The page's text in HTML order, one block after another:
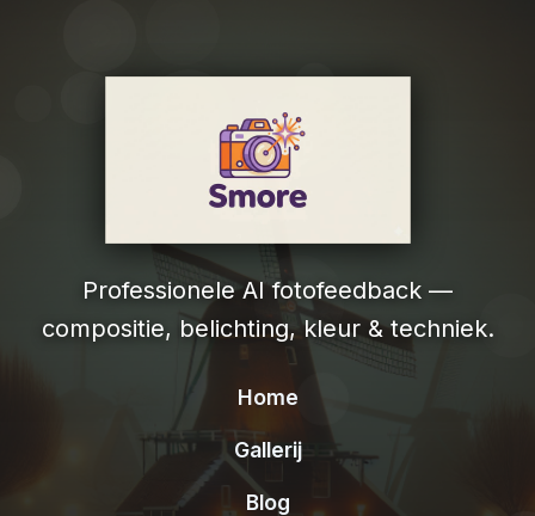
Professionele AI fotofeedback —
compositie, belichting, kleur & techniek.
Home
Gallerij
Blog